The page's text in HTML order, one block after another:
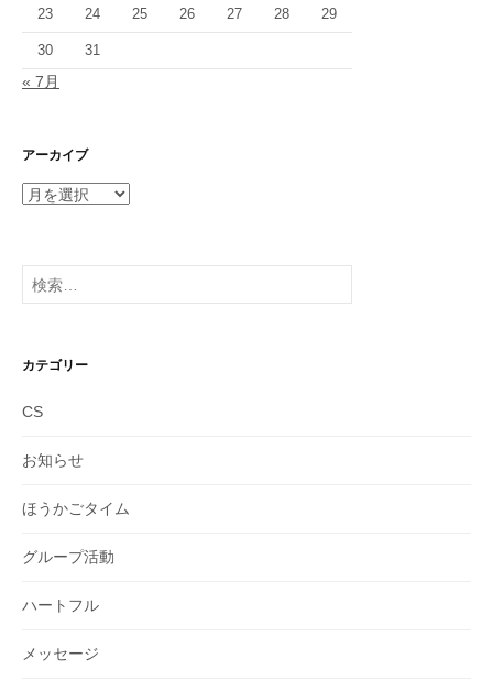
23 24 25 26 27 28 29
30 31
« 7月
アーカイブ
ア
イ
ブ
検
索:
カテゴリー
CS
お知らせ
ほうかごタイム
グループ活動
ハートフル
メッセージ